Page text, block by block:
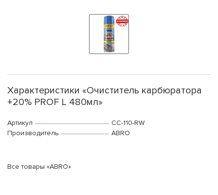
Характеристики «Очиститель карбюратора
+20% PROF L 480мл»
Артикул
CC-110-RW
Производитель
ABRO
Все товары «ABRO»